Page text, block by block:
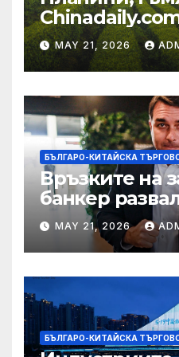
MAY 21, 2026
БЪЛГАРО-КИТАЙСКА
Връзките на
банкер
надеждите
Болсонаро
Бразилия
MAY 21, 2026
БЪЛГАРО-КИТАЙСКА